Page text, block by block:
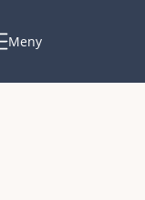
Meny